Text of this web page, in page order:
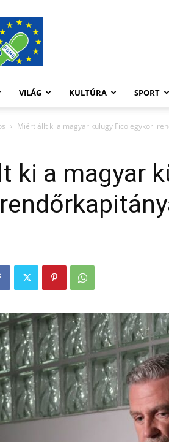
FüHü
VILÁG KULTÚRA SPORT
Miért állt ki a magyar külügy Fico egykori
ki a magyar